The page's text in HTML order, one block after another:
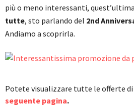
più o meno interessanti,
tutte, sto parlando del 2nd
Andiamo a scoprirla.
Potete visualizzare tutte le offerte
seguente pagina.